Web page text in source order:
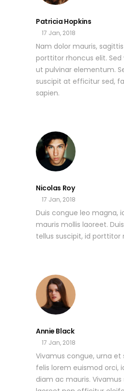
Patricia Hopkins
17 Jan, 2018
Nam dolor mauris,
porttitor rhoncus elit.
ut pulvinar elementum.
suscipit at efficitur sed,
sapien.
Nicolas Roy
17 Jan, 2018
Duis congue leo magna,
mauris mollis laoreet.
tellus suscipit, id porttitor
Annie Black
17 Jan, 2018
Vivamus congue, urna et
felis lorem euismod orci,
diam ac mauris. Vivamus